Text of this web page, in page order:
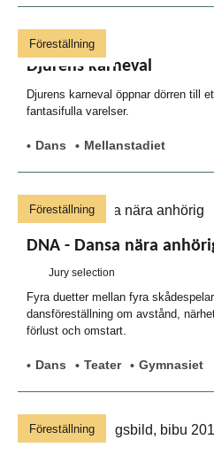
Djurens karneval
Föreställning
Djurens karneval öppnar dörren till
fantasifulla varelser.
Dans Mellanstadiet
DNA - Dansa nära
Jury selection
Föreställning
Fyra duetter mellan fyra
dansföreställning om avstånd,
förlust och omstart.
Dans Teater Gymnasiet
Föreställning